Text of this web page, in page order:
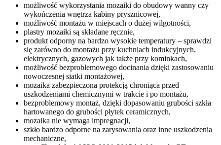
możliwość wykorzystania mozaiki do obudowy wanny czy
wykończenia wnętrza kabiny prysznicowej,
możliwość montażu w miejscach o dużej wilgotności,
plastry mozaiki są składane ręcznie,
produkt odporny na bardzo wysokie temperatury – sprawdzi
się zarówno do montażu przy kuchniach indukcyjnych,
elektrycznych, gazowych jak także przy kominkach,
możliwość bezproblemowego docinania dzięki zastosowaniu
nowoczesnej siatki montażowej,
mozaika zabezpieczona protekcją chroniąca przed
uszkodzeniami chemicznymi w trakcie i po montażu,
bezproblemowy montaż, dzięki dopasowaniu grubości szkła
hartowanego do grubości płytek ceramicznych,
mozaika nie wymaga impregnacji,
szkło bardzo odporne na zarysowania oraz inne uszkodzenia
mechaniczne,